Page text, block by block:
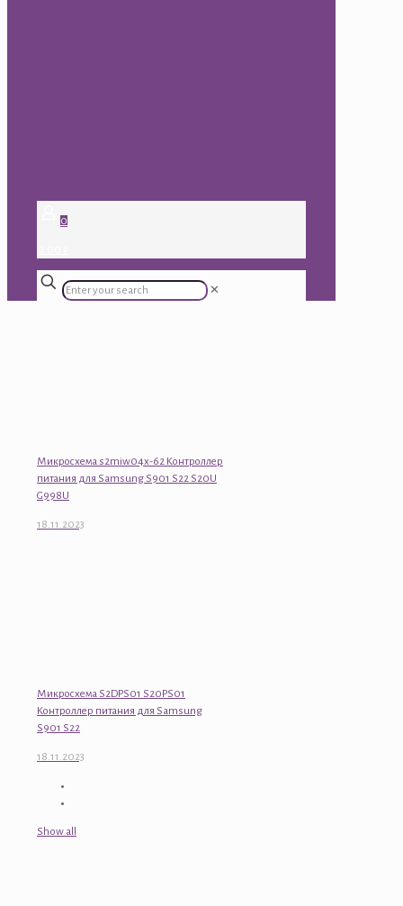
0
✕
Микросхема s2miw04x-62 Контроллер
питания для Samsung S901 S22 S20U
G998U
18.11.2023
Микросхема S2DPS01 S20PS01
Контроллер питания для Samsung
S901 S22
18.11.2023
Show all